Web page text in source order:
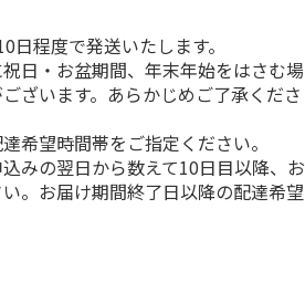
程度で発送いたします。
日・お盆期間、年末年始をはさむ場
ざいます。あらかじめご了承くださ
希望時間帯をご指定ください。
みの翌日から数えて10日目以降、お
。お届け期間終了日以降の配達希望